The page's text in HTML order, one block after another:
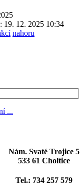
19. 12. 2025 10:34
nahoru
...
Nám. Svaté Trojice 5
533 61 Choltice
Tel.: 734 257 579